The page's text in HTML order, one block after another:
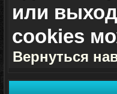
или
cookies
Вернуться